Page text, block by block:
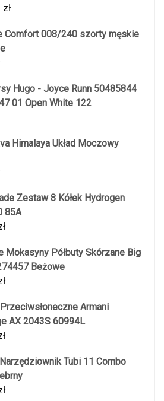
zł
Comfort 008/240 szorty męskie
Hugo - Joyce Runn 50485844
01 Open White 122
Himalaya Układ Moczowy
Zestaw 8 Kółek Hydrogen
85A
Mokasyny Półbuty Skórzane Big
Beżowe
Armani
AX 2043S 60994L
Tubi 11 Combo